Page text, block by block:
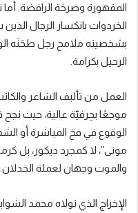
المقهورة وصرخة الرافضة. أما
الخردوات بانكسار الرجال
بشخصيته ملامح رجل طحَنَه
الرحيل بكرامة.
العمل من تأليف الشاعر
موجعًا بحِرفيّة عالية، حيث
الوقوع في فخ المباشرة أو
موتى”، لا كمجرد ديكور، بل
والموت وجهان لعملة الخذلان.
الإخراج الذي تولاه محمد